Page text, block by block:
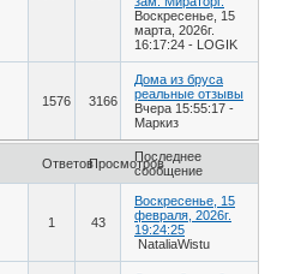
Воскресенье, 15
марта, 2026г.
16:17:24 - LOGIK
1576 3166
Дома из бруса
реальные отзывы
Вчера 15:55:17 -
Маркиз
ОтветовПросмотровПоследнее
сообщение
1 43
Воскресенье, 15
февраля, 2026г.
19:24:25
NataliaWistu